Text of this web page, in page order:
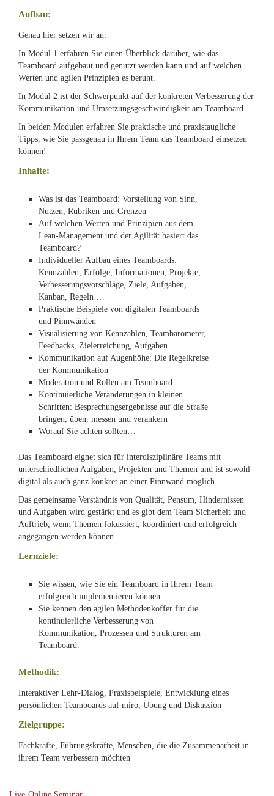
Aufbau:
Genau hier setzen wir an:
In Modul 1 erfahren Sie einen Überblick darüber, wie das
Teamboard aufgebaut und genutzt werden kann und auf welchen
Werten und agilen Prinzipien es beruht.
In Modul 2 ist der Schwerpunkt auf der konkreten Verbesserung der
Kommunikation und Umsetzungsgeschwindigkeit am Teamboard.
In beiden Modulen erfahren Sie praktische und praxistaugliche
Tipps, wie Sie passgenau in Ihrem Team das Teamboard einsetzen
können!
Inhalte:
Was ist das Teamboard: Vorstellung von Sinn,
Nutzen, Rubriken und Grenzen
Auf welchen Werten und Prinzipien aus dem
Lean-Management und der Agilität basiert das
Teamboard?
Individueller Aufbau eines Teamboards:
Kennzahlen, Erfolge, Informationen, Projekte,
Verbesserungsvorschläge, Ziele, Aufgaben,
Kanban, Regeln …
Praktische Beispiele von digitalen Teamboards
und Pinnwänden
Visualisierung von Kennzahlen, Teambarometer,
Feedbacks, Zielerreichung, Aufgaben
Kommunikation auf Augenhöhe: Die Regelkreise
der Kommunikation
Moderation und Rollen am Teamboard
Kontinuierliche Veränderungen in kleinen
Schritten: Besprechungsergebnisse auf die Straße
bringen, üben, messen und verankern
Worauf Sie achten sollten…
Das Teamboard eignet sich für interdisziplinäre Teams mit
unterschiedlichen Aufgaben, Projekten und Themen und ist sowohl
digital als auch ganz konkret an einer Pinnwand möglich.
Das gemeinsame Verständnis von Qualität, Pensum, Hindernissen
und Aufgaben wird gestärkt und es gibt dem Team Sicherheit und
Auftrieb, wenn Themen fokussiert, koordiniert und erfolgreich
angegangen werden können.
Lernziele:
Sie wissen, wie Sie ein Teamboard in Ihrem Team
erfolgreich implementieren können.
Sie kennen den agilen Methodenkoffer für die
kontinuierliche Verbesserung von
Kommunikation, Prozessen und Strukturen am
Teamboard.
Methodik:
Interaktiver Lehr-Dialog, Praxisbeispiele, Entwicklung eines
persönlichen Teamboards auf miro, Übung und Diskussion
Zielgruppe:
Fachkräfte, Führungskräfte, Menschen, die die Zusammenarbeit in
ihrem Team verbessern möchten